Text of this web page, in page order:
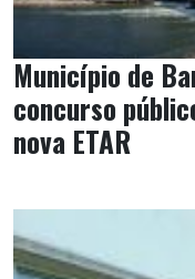
Município de
concurso
nova ETAR